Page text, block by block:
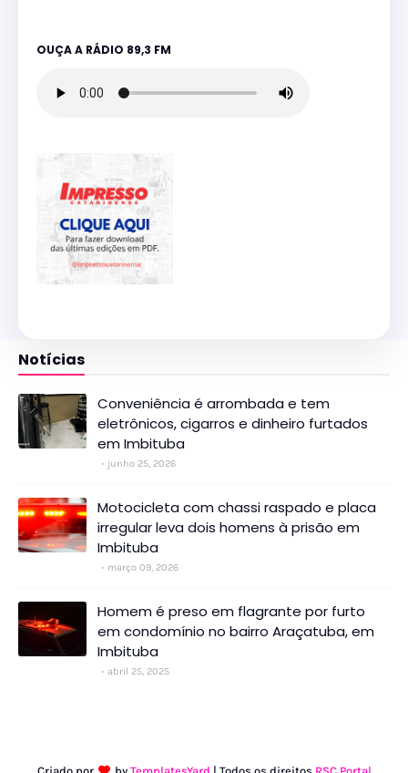
OUÇA A RÁDIO 89,3 FM
Notícias
Conveniência é arrombada e tem
eletrônicos, cigarros e dinheiro furtados
em Imbituba
junho 25, 2026
Motocicleta com chassi raspado e placa
irregular leva dois homens à prisão em
Imbituba
março 09, 2026
Homem é preso em flagrante por furto
em condomínio no bairro Araçatuba, em
Imbituba
abril 25, 2025